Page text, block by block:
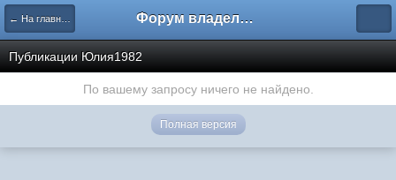
← На главную Форум владельцев интернет-магазинов
Публикации Юлия1982
По вашему запросу ничего не найдено.
Полная версия